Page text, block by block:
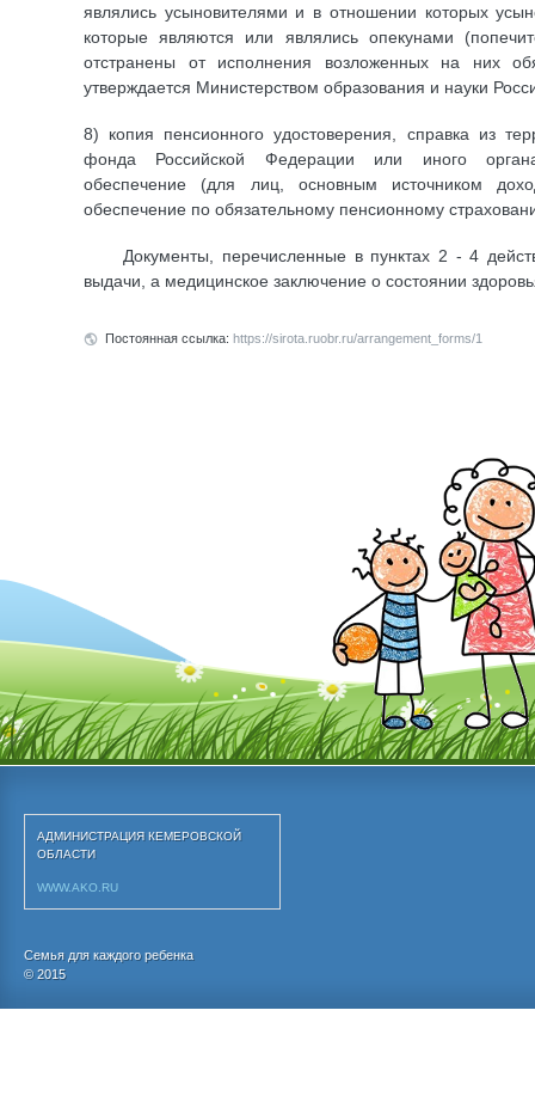
являлись усыновителями и в отношении которых
которые являются или являлись опекунами
отстранены от исполнения возложенных на них
утверждается Министерством образования и науки
8) копия пенсионного удостоверения, справка из
фонда Российской Федерации или иного
обеспечение (для лиц, основным источником
обеспечение по обязательному пенсионному
Документы, перечисленные в пунктах 2 - 4
выдачи, а медицинское заключение о состоянии
Постоянная ссылка: https://sirota.ruobr.ru/arrangement_forms/1
АДМИНИСТРАЦИЯ КЕМЕРОВСКОЙ
ОБЛАСТИ
WWW.AKO.RU
Семья для каждого ребенка
© 2015